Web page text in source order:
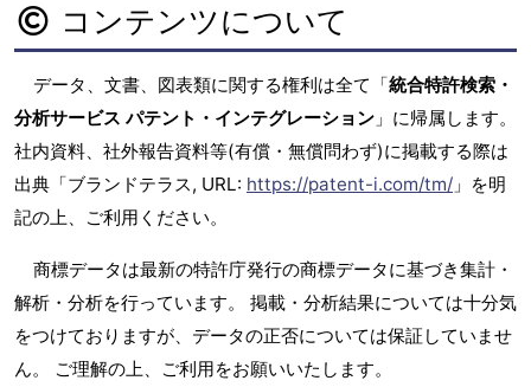
コンテンツについて
データ、文書、図表類に関する権利は全て「統合特許検索・
分析サービス パテント・インテグレーション 」に帰属します。
社内資料、社外報告資料等(有償・無償問わず)に掲載する際は
出典「ブランドテラス, URL: https://patent-i.com/tm/ 」を明
記の上、ご利用ください。
商標データは最新の特許庁発行の商標データに基づき集計・
解析・分析を行っています。 掲載・分析結果については十分気
をつけておりますが、データの正否については保証していませ
ん。 ご理解の上、ご利用をお願いいたします。